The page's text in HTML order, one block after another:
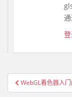
文章导航
WebGL着色器入